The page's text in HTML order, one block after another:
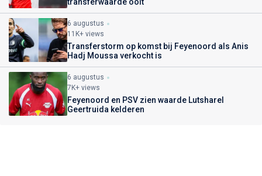
6 augustus
11K+ views
Transferstorm op komst bij Feyenoord als Anis
Hadj Moussa verkocht is
6 augustus
7K+ views
Feyenoord en PSV zien waarde Lutsharel
Geertruida kelderen